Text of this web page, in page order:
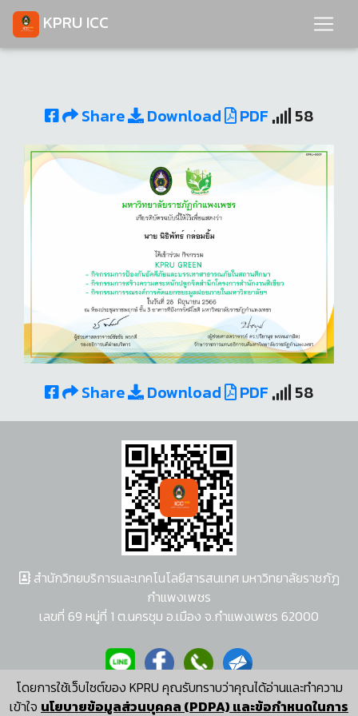
KPRU ICC
Share Download PDF 58
Share Download PDF 58
โดยการใช้เว็บไซต์ของ KPRU คุณรับทราบว่าคุณได้อ่านและทำความ
เข้าใจ นโยบายข้อมูลส่วนบุคคล (PDPA) และข้อกำหนดในการ
สำนักวิทยบริการและเทคโนโลยีสารสนเทศ มหาวิทยาลัยราชภัฏ
กำแพงเพชร
เลขที่ 69 หมู่ที่ 1 ต.นครชุม อ.เมือง จ.กำแพงเพชร 62000
ผู้พัฒนาระบบ อนุชา พวงผกา